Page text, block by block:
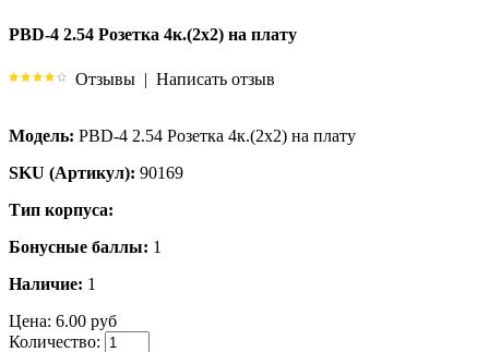
PBD-4 2.54 Розетка 4к.(2х2) на плату
Отзывы | Написать отзыв
Модель: PBD-4 2.54 Розетка 4к.(2х2) на плату
SKU (Артикул): 90169
Тип корпуса:
Бонусные баллы: 1
Наличие: 1
Цена: 6.00 руб
Количество: